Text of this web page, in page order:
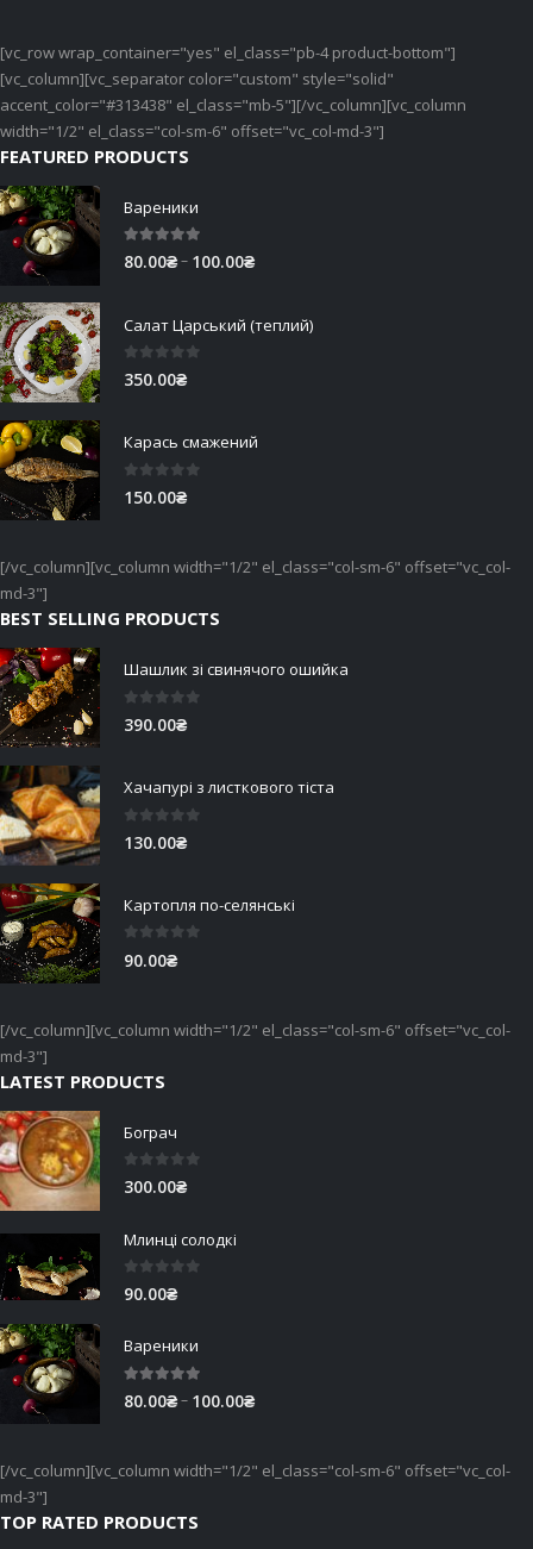
[vc_row wrap_container="yes" el_class="pb-4 product-bottom"]
[vc_column][vc_separator color="custom" style="solid"
accent_color="#313438" el_class="mb-5"][/vc_column][vc_column
width="1/2" el_class="col-sm-6" offset="vc_col-md-3"]
FEATURED PRODUCTS
Вареники
5.00out of 5
80.00₴– 100.00₴Price
through
Салат Царський (теплий)
0out of 5
350.00₴
Карась смажений
0 out of 5
150.00₴
[/vc_column][vc_column width="1/2" el_class="col-sm-6" offset="vc_col-
md-3"]
BEST SELLING PRODUCTS
Шашлик зі свинячого ошийка
0 out of 5
390.00₴
Хачапурі з листкового тіста
130.00₴
Картопля по-селянські
90.00₴
[/vc_column][vc_column width="1/2" el_class="col-sm-6" offset="vc_col-
md-3"]
LATEST PRODUCTS
Бограч
0 out of 5
300.00₴
Млинці солодкі
0 out of 5
90.00₴
Вареники
80.00₴– 100.00₴Price
through
[/vc_column][vc_column width="1/2" el_class="col-sm-6" offset="vc_col-
md-3"]
TOP RATED PRODUCTS